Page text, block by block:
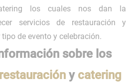
los cuales nos dan la
servicios de restauración y
de evento y celebración.
sobre los
restauracióny catering